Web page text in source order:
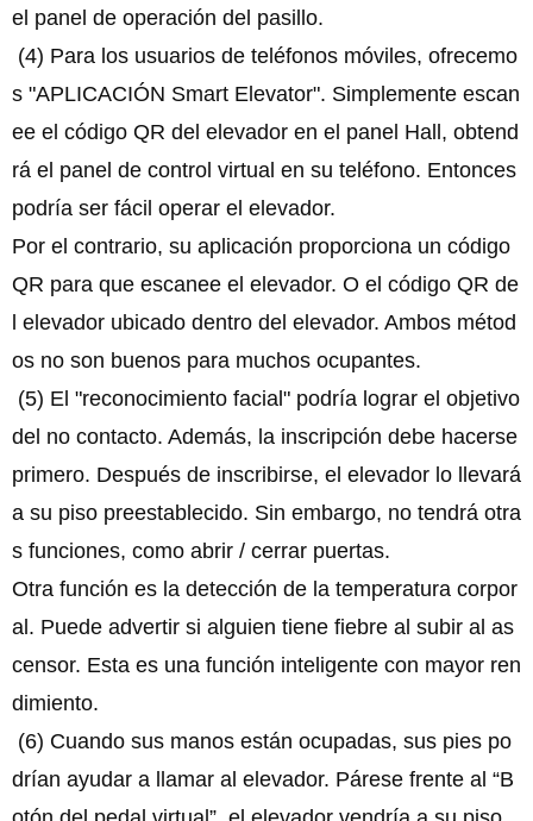
el panel de operación del pasillo.
(4) Para los usuarios de teléfonos móviles, ofrecemo
s "APLICACIÓN Smart Elevator". Simplemente escan
ee el código QR del elevador en el panel Hall, obtend
rá el panel de control virtual en su teléfono. Entonces
podría ser fácil operar el elevador.
Por el contrario, su aplicación proporciona un código
QR para que escanee el elevador. O el código QR de
l elevador ubicado dentro del elevador. Ambos métod
os no son buenos para muchos ocupantes.
(5) El "reconocimiento facial" podría lograr el objetivo
del no contacto. Además, la inscripción debe hacerse
primero. Después de inscribirse, el elevador lo llevará
a su piso preestablecido. Sin embargo, no tendrá otra
s funciones, como abrir / cerrar puertas.
Otra función es la detección de la temperatura corpor
al. Puede advertir si alguien tiene fiebre al subir al as
censor. Esta es una función inteligente con mayor ren
dimiento.
(6) Cuando sus manos están ocupadas, sus pies po
drían ayudar a llamar al elevador. Párese frente al “B